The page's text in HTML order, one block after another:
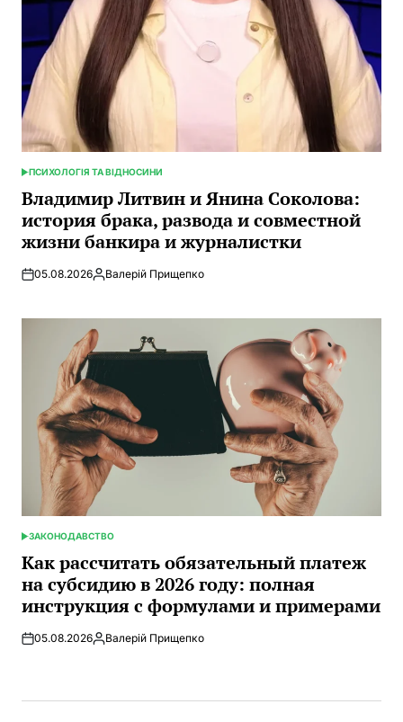
ОПУБЛИКОВАНО
В
ПСИХОЛОГІЯ ТА ВІДНОСИНИ
Владимир Литвин и Янина Соколова:
история брака, развода и совместной
жизни банкира и журналистки
05.08.2026Запись
Валерій Прищепко
ОПУБЛИКОВАНО
В
ЗАКОНОДАВСТВО
Как рассчитать обязательный платеж
на субсидию в 2026 году: полная
инструкция с формулами и примерами
05.08.2026Запись
Валерій Прищепко